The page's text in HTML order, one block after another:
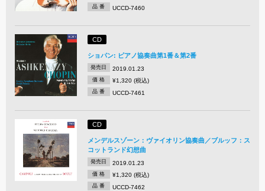
品 番 UCCD-7460
CD
ショパン: ピアノ協奏曲第1番＆第2番
発売日 2019.01.23
価 格 ¥1,320 (税込)
品 番 UCCD-7461
CD
メンデルスゾーン：ヴァイオリン協奏曲／ブルッフ：ス
コットランド幻想曲
発売日 2019.01.23
価 格 ¥1,320 (税込)
品 番 UCCD-7462